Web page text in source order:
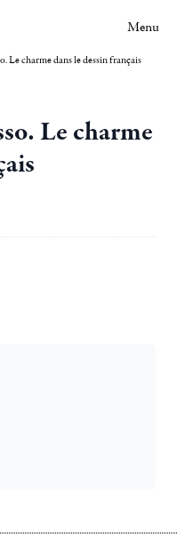
Menu
Le charme dans le dessin français
Le charme